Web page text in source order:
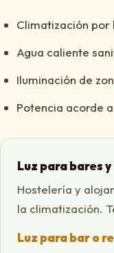
Climatización por
Agua caliente
Iluminación de
Potencia acorde
Luz para bares
Hostelería y
la climatización.
Luz para bar o